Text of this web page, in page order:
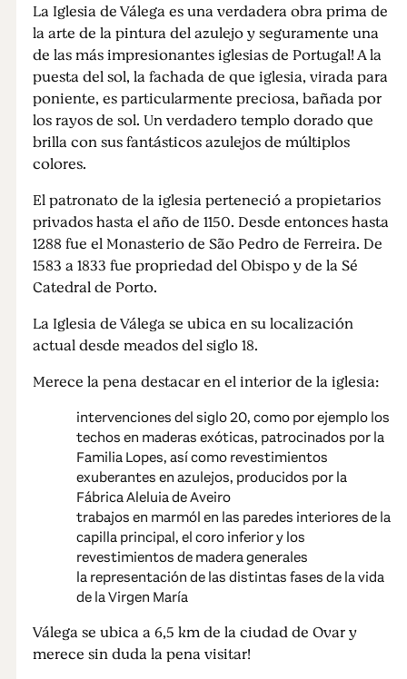
La Iglesia de Válega es una verdadera obra prima de
la arte de la pintura del azulejo y seguramente una
de las más impresionantes iglesias de Portugal! A la
puesta del sol, la fachada de que iglesia, virada para
poniente, es particularmente preciosa, bañada por
los rayos de sol. Un verdadero templo dorado que
brilla con sus fantásticos azulejos de múltiplos
colores.
El patronato de la iglesia perteneció a propietarios
privados hasta el año de 1150. Desde entonces hasta
1288 fue el Monasterio de São Pedro de Ferreira. De
1583 a 1833 fue propriedad del Obispo y de la Sé
Catedral de Porto.
La Iglesia de Válega se ubica en su localización
actual desde meados del siglo 18.
Merece la pena destacar en el interior de la iglesia:
intervenciones del siglo 20, como por ejemplo los
techos en maderas exóticas, patrocinados por la
Familia Lopes, así como revestimientos
exuberantes en azulejos, producidos por la
Fábrica Aleluia de Aveiro
trabajos en marmól en las paredes interiores de la
capilla principal, el coro inferior y los
revestimientos de madera generales
la representación de las distintas fases de la vida
de la Virgen María
Válega se ubica a 6,5 km de la ciudad de Ovar y
merece sin duda la pena visitar!